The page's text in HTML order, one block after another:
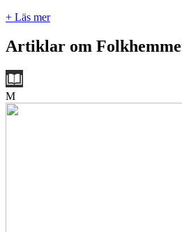
+ Läs mer
Artiklar om
M